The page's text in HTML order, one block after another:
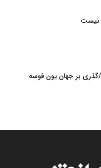
نیست
گذری بر جهان یون فوسه